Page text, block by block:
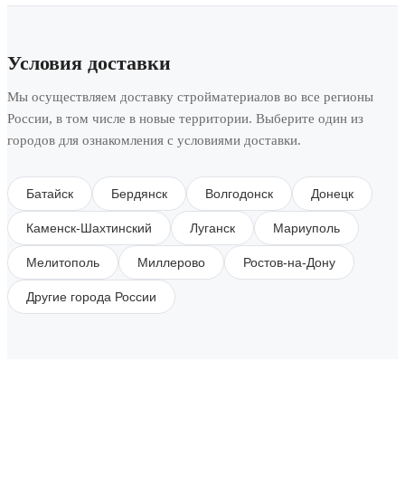
Условия доставки
Мы осуществляем доставку стройматериалов во все регионы
России, в том числе в новые территории. Выберите один из
городов для ознакомления с условиями доставки.
Батайск Бердянск Волгодонск Донецк
Каменск-Шахтинский Луганск Мариуполь
Мелитополь Миллерово Ростов-на-Дону
Другие города России